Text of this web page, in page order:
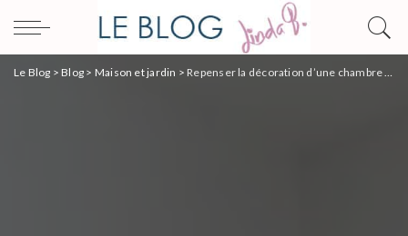
Le Blog >Blog > Maison et jardin > Repenser la décoration d’une chambre parentale